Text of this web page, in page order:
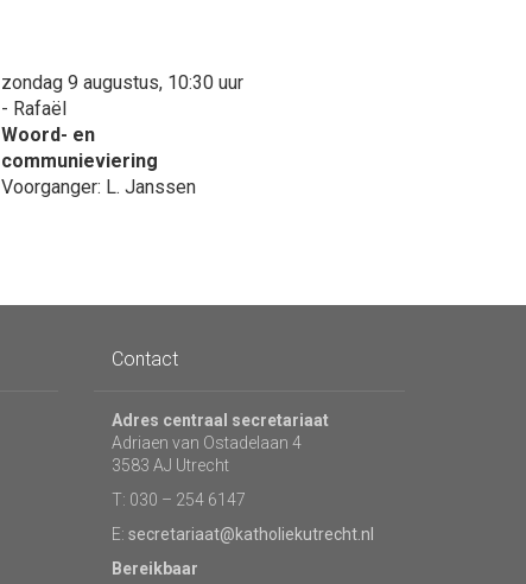
zondag 9 augustus, 10:30 uur
- Rafaël
Woord- en
communieviering
Voorganger: L. Janssen
Contact
Adres centraal secretariaat
Adriaen van Ostadelaan 4
3583 AJ Utrecht
T: 030 – 254 6147
E: secretariaat@katholiekutrecht.nl
Bereikbaar